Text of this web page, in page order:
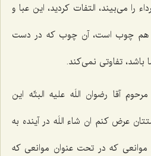
را می‌بیند، التفات كردید، این عبا و
هم چوب است، آن چوب كه در دست
تفاوتی نمی‌كند.
آقا رضوان اللَه علیه البتّه این
عرض كنم ان شاء اللَه در آینده به
كه در تحت عنوان موانعی كه